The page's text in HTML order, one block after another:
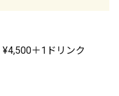
＋1ドリンク